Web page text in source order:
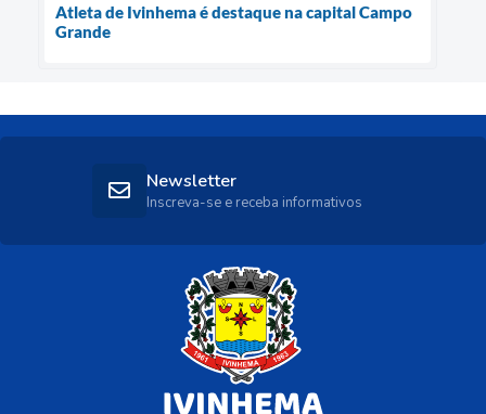
Atleta de Ivinhema é destaque na capital Campo
Grande
Newsletter
Inscreva-se e receba informativos